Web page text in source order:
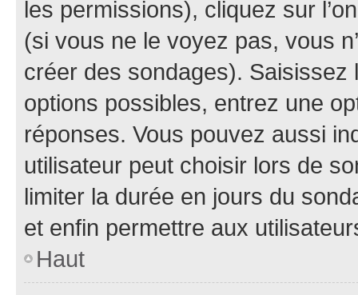
les permissions), cliquez sur
(si vous ne le voyez pas, vous
créer des sondages).
options possibles, entrez une
réponses. Vous pouvez aussi
utilisateur peut choisir lors de
limiter la durée en jours du
et enfin permettre aux
Haut